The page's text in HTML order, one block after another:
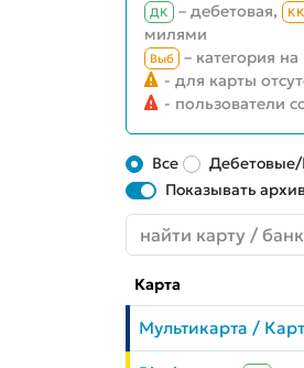
ДК – дебетовая, КК
милями
Выб – категория
- для карты
- пользователи
Все
Показывать
Карта
Мультикарта /